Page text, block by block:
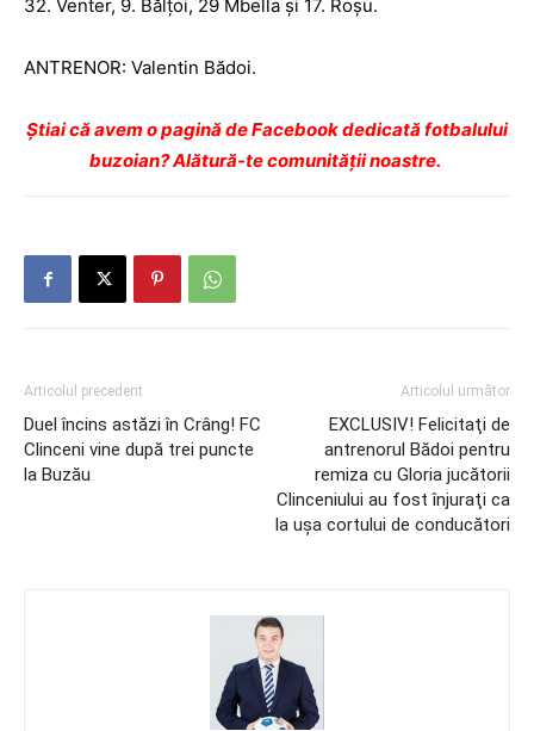
32. Venter, 9. Bălţoi, 29 Mbella şi 17. Roşu.
ANTRENOR: Valentin Bădoi.
Ştiai că avem o pagină de Facebook dedicată fotbalului
buzoian? Alătură-te comunității noastre.
Articolul precedent
Duel încins astăzi în Crâng! FC
Clinceni vine după trei puncte
la Buzău
Articolul următor
EXCLUSIV! Felicitaţi de
antrenorul Bădoi pentru
remiza cu Gloria jucătorii
Clinceniului au fost înjuraţi ca
la uşa cortului de conducători